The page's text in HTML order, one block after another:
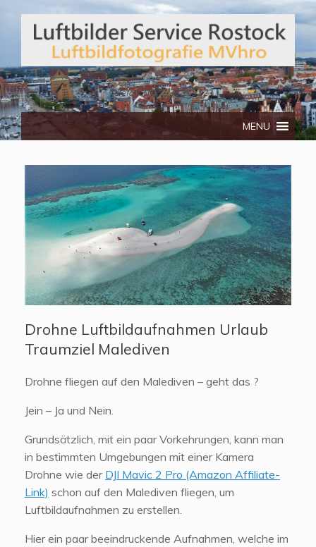
Telefon: 0172/3134512
MENU
Drohne Luftbildaufnahmen Urlaub
Traumziel Malediven
Drohne fliegen auf den Malediven – geht das ?
Jein – Ja und Nein.
Grundsätzlich, mit ein paar Vorkehrungen, kann man
in bestimmten Umgebungen mit einer Kamera
Drohne wie der DJI Mavic 2 Pro (Amazon Affiliate-
Link) schon auf den Malediven fliegen, um
Luftbildaufnahmen zu erstellen.
Hier ein paar beeindruckende Aufnahmen, welche im